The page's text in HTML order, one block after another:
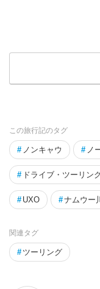
この旅行記のタグ
# ノンキャウ # ノ
# ドライブ・ツーリン
# UXO #ナムウー川
関連タグ
# ツーリング